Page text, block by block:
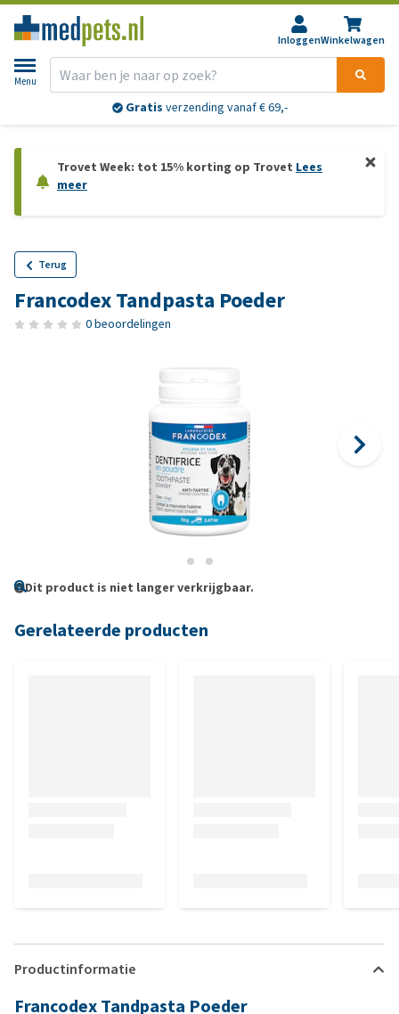
InloggenWinkelwagen
Menu
Gratis verzending vanaf € 69,-
Trovet Week: tot 15% korting op Trovet Lees
meer
Terug
Francodex Tandpasta Poeder
0 beoordelingen
Dit product is niet langer verkrijgbaar.
Gerelateerde producten
Productinformatie
Francodex Tandpasta Poeder